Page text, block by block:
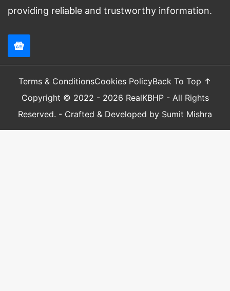
providing reliable and trustworthy information.
Terms & ConditionsCookies PolicyBack To Top ↑
Copyright © 2022 - 2026 RealKBHP - All Rights
Reserved. - Crafted & Developed by Sumit Mishra